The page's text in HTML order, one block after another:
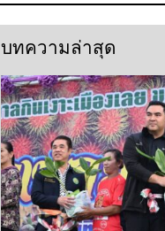
บทความล่าสุด